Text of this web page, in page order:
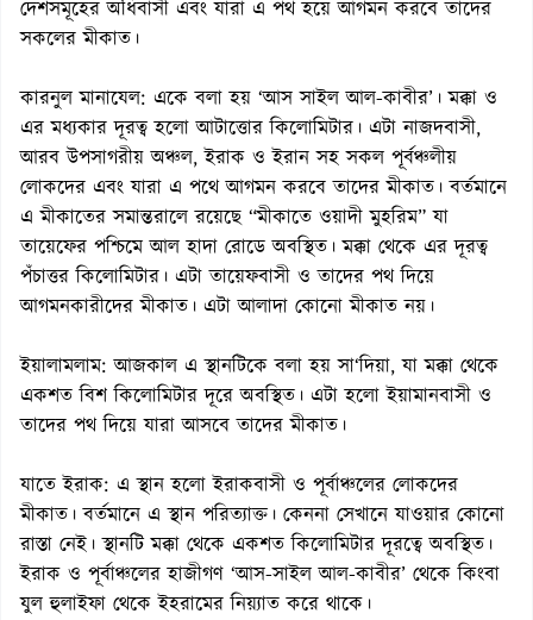
দেশসমূহের অধিবাসী এবং যারা এ পথ হয়ে আগমন করবে তাদের
সকলের মীকাত।
কারনুল মানাযেল: একে বলা হয় ‘আস সাইল আল-কাবীর’। মক্কা ও
এর মধ্যকার দূরত্ব হলো আটাত্তোর কিলোমিটার। এটা নাজদবাসী,
আরব উপসাগরীয় অঞ্চল, ইরাক ও ইরান সহ সকল পূর্বঞ্চলীয়
লোকদের এবং যারা এ পথে আগমন করবে তাদের মীকাত। বর্তমানে
এ মীকাতের সমান্তরালে রয়েছে “মীকাতে ওয়াদী মুহরিম” যা
তায়েফের পশ্চিমে আল হাদা রোডে অবস্থিত। মক্কা থেকে এর দূরত্ব
পঁচাত্তর কিলোমিটার। এটা তায়েফবাসী ও তাদের পথ দিয়ে
আগমনকারীদের মীকাত। এটা আলাদা কোনো মীকাত নয়।
ইয়ালামলাম: আজকাল এ স্থানটিকে বলা হয় সা‘দিয়া, যা মক্কা থেকে
একশত বিশ কিলোমিটার দূরে অবস্থিত। এটা হলো ইয়ামানবাসী ও
তাদের পথ দিয়ে যারা আসবে তাদের মীকাত।
যাতে ইরাক: এ স্থান হলো ইরাকবাসী ও পূর্বাঞ্চলের লোকদের
মীকাত। বর্তমানে এ স্থান পরিত্যাক্ত। কেননা সেখানে যাওয়ার কোনো
রাস্তা নেই। স্থানটি মক্কা থেকে একশত কিলোমিটার দূরত্বে অবস্থিত।
ইরাক ও পূর্বাঞ্চলের হাজীগণ ‘আস-সাইল আল-কাবীর’ থেকে কিংবা
যুল হুলাইফা থেকে ইহরামের নিয়্যাত করে থাকে।